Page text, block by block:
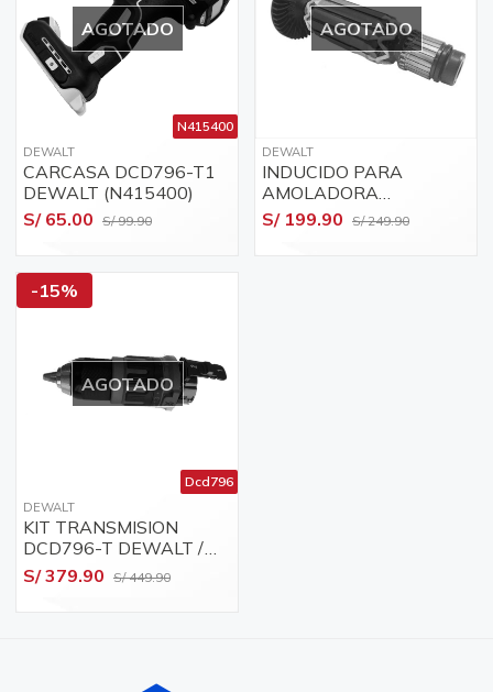
AGOTADO
N415400
DEWALT
CARCASA DCD796-T1
DEWALT (N415400)
S/ 65.00 S/ 99.90
AGOTADO
DEWALT
INDUCIDO PARA
AMOLADORA
DWE4212
S/ 199.90 S/ 249.90
-15%
AGOTADO
Dcd796
DEWALT
KIT TRANSMISION
DCD796-T DEWALT /
N438603
S/ 379.90 S/ 449.90